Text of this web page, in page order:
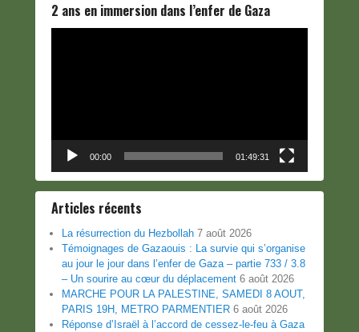
2 ans en immersion dans l’enfer de Gaza
00:00 01:49:31
Articles récents
La résurrection du Hezbollah 7 août 2026
Témoignages de Gazaouis : La survie qui s’organise
au jour le jour dans l’enfer de Gaza – partie 733 / 3.8
– Un sourire au cœur du déplacement 6 août 2026
MARCHE POUR LA PALESTINE, SAMEDI 8 AOUT,
PARIS 19H, METRO PARMENTIER 6 août 2026
Réponse d’Israël à l’accord de cessez-le-feu à Gaza